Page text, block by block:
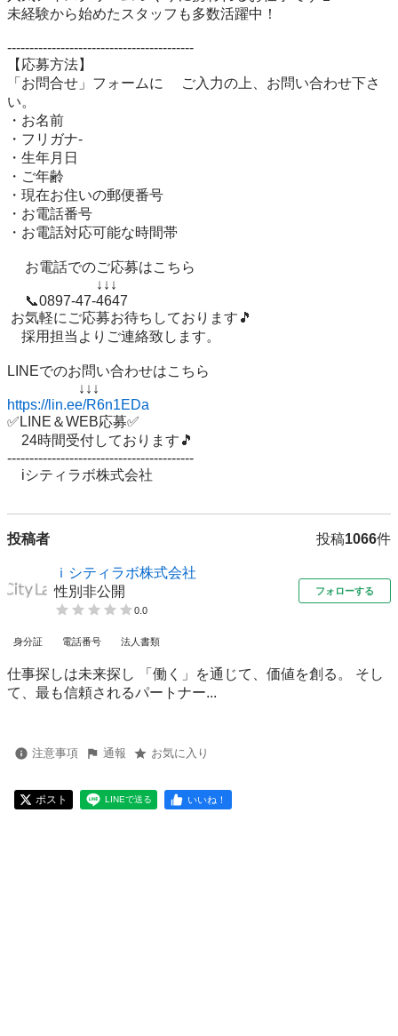
未経験から始めたスタッフも多数活躍中！
------------------------------------------
【応募方法】
「お問合せ」フォームに 　ご入力の上、お問い合わせ下さ
い。
・お名前
・フリガナ-
・生年月日
・ご年齢
・現在お住いの郵便番号
・お電話番号
・お電話対応可能な時間帯
採用担当よりご連絡致します。
LINEでのお問い合わせはこちら
https://lin.ee/R6n1EDa
✅LINE＆WEB応募✅
24時間受付しております🎵
------------------------------------------
投稿者 投稿1066件
ｉシティラボ株式会社
性別非公開
0.0
フォローする
身分証 電話番号 法人書類
仕事探しは未来探し 「働く」を通じて、価値を創る。 そし
て、最も信頼されるパートナー...
注意事項 通報 お気に入り
ポスト LINEで送る いいね！